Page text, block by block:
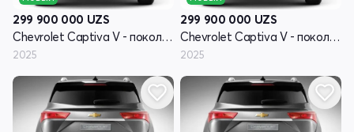
299 900 000 UZS
Chevrolet Captiva V - поколение
2025
299 900 000 UZS
Chevrolet Captiva V - поколение
2025